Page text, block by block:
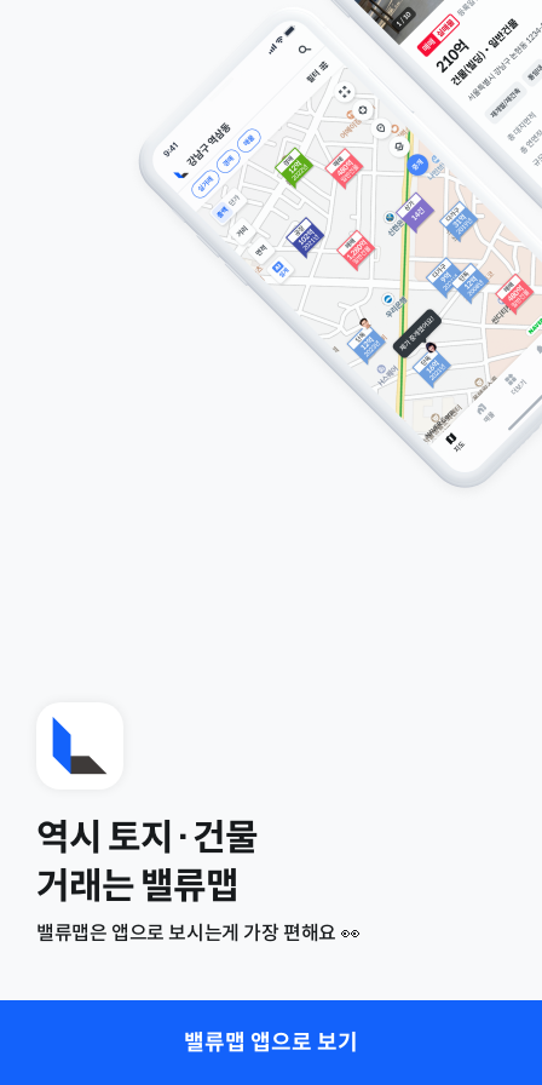
역시 토지·건물
거래는 밸류맵
밸류맵은 앱으로 보시는게 가장 편해요 👀
밸류맵 앱으로 보기